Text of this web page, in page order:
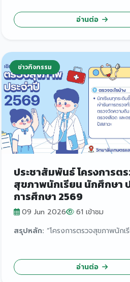
อ่านต่อ
ข่าวกิจกรรม
ประชาสัมพันธ์ โครงการต
สุขภาพนักเรียน นักศึกษา
การศึกษา 2569
09 Jun 2026
61 เข้าชม
สรุปหลัก: “โครงการตรวจสุขภาพนักเ
อ่านต่อ